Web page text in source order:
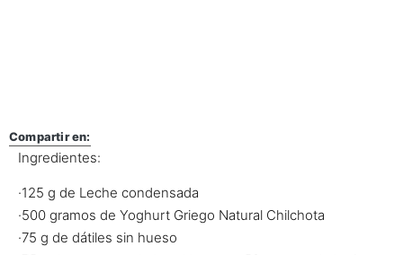
Compartir en:
Ingredientes:
·125 g de Leche condensada
·500 gramos de Yoghurt Griego Natural Chilchota
·75 g de dátiles sin hueso